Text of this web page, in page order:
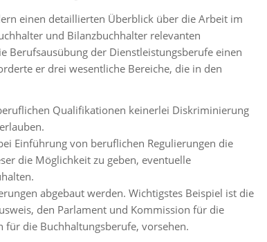
einen detaillierten Überblick über die Arbeit im
und Bilanzbuchhalter relevanten
Berufsausübung der Dienstleistungsberufe einen
er drei wesentliche Bereiche, die in den
Qualifikationen keinerlei Diskriminierung
Einführung von beruflichen Regulierungen die
die Möglichkeit zu geben, eventuelle
abgebaut werden. Wichtigstes Beispiel ist die
den Parlament und Kommission für die
die Buchhaltungsberufe, vorsehen.